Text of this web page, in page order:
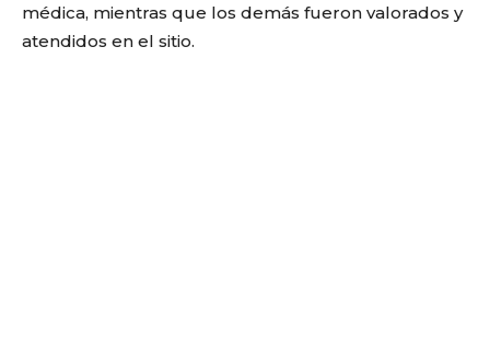
médica, mientras que los demás fueron valorados y
atendidos en el sitio.